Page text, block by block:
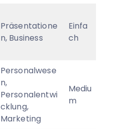
Präsentatione
n, Business
Einfa
ch
Personalwese
n,
Personalentwi
cklung,
Marketing
Mediu
m